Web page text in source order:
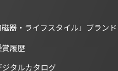
器・ライフスタイル」ブランド
賞履歴
ジタルカタログ